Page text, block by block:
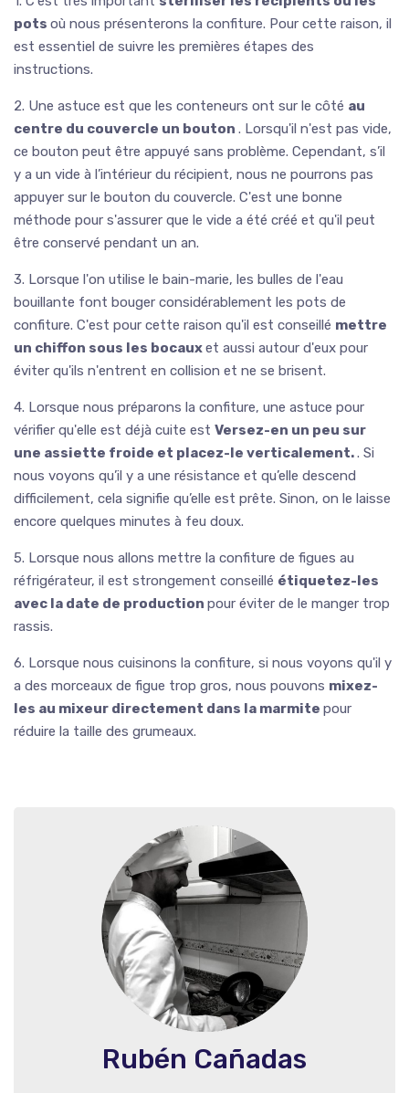
pots où nous présenterons la confiture. Pour cette raison, il
est essentiel de suivre les premières étapes des
instructions.
2. Une astuce est que les conteneurs ont sur le côté au
centre du couvercle un bouton . Lorsqu'il n'est pas vide,
ce bouton peut être appuyé sans problème. Cependant, s’il
y a un vide à l’intérieur du récipient, nous ne pourrons pas
appuyer sur le bouton du couvercle. C'est une bonne
méthode pour s'assurer que le vide a été créé et qu'il peut
être conservé pendant un an.
3. Lorsque l'on utilise le bain-marie, les bulles de l'eau
bouillante font bouger considérablement les pots de
confiture. C'est pour cette raison qu'il est conseillé mettre
un chiffon sous les bocauxet aussi autour d'eux pour
éviter qu'ils n'entrent en collision et ne se brisent.
4. Lorsque nous préparons la confiture, une astuce pour
vérifier qu'elle est déjà cuite est Versez-en un peu sur
une assiette froide et placez-le verticalement.. Si
nous voyons qu’il y a une résistance et qu’elle descend
difficilement, cela signifie qu’elle est prête. Sinon, on le laisse
encore quelques minutes à feu doux.
5. Lorsque nous allons mettre la confiture de figues au
réfrigérateur, il est strongement conseillé étiquetez-les
avec la date de production pour éviter de le manger trop
rassis.
6. Lorsque nous cuisinons la confiture, si nous voyons qu'il y
a des morceaux de figue trop gros, nous pouvons mixez-
les au mixeur directement dans la marmite pour
réduire la taille des grumeaux.
Rubén Cañadas